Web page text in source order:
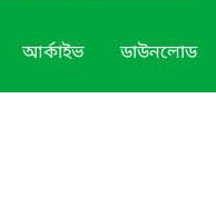
আর্কাইভ ডাউনলোড